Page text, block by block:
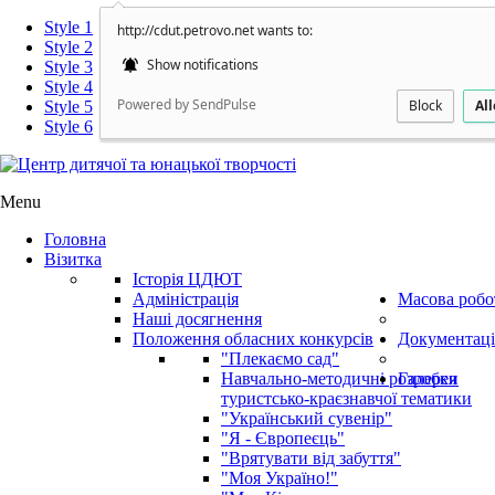
http://cdut.petrovo.net wants to:
Show notifications
Powered by SendPulse Block
Style 1
Style 2
Style 3
Style 4
Style 5
Style 6
Menu
Головна
Візитка
Історія ЦДЮТ
Адміністрація
Наші досягнення
Масова
Положення обласних конкурсів
"Плекаємо сад"
Навчально-методичні розробки
туристсько-краєзнавчої тематики
"Український сувенір"
"Я - Європеєць"
"Врятувати від забуття"
"Моя Україно!"
Галерея